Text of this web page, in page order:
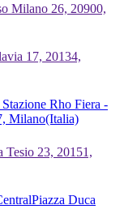
Milano 26, 20900,
17, 20134,
Stazione Rho Fiera -
Milano(Italia)
Tesio 23, 20151,
Piazza Duca